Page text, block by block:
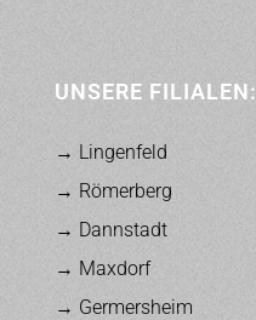
UNSERE FILIALEN:
→ Lingenfeld
→ Römerberg
→ Dannstadt
→ Maxdorf
→ Germersheim